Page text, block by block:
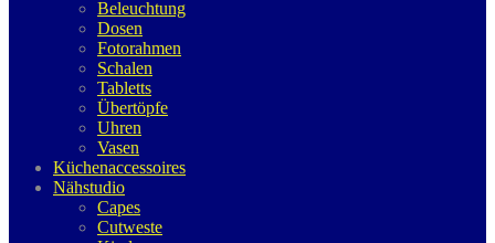
Beleuchtung
Dosen
Fotorahmen
Schalen
Tabletts
Übertöpfe
Uhren
Vasen
Küchenaccessoires
Nähstudio
Capes
Cutweste